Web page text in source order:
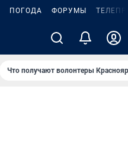
ПОГОДА ФОРУМЫ
Что получают волонтеры